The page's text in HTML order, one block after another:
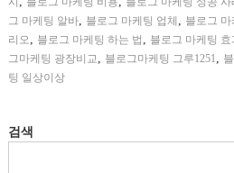
그 마케팅 알바, 블로그 마케팅 업체 , 블로그
리오, 블로그 마케팅 하는 법 , 블로그 마케팅 효
그마케팅 광장비교, 블로그마케팅 그루1251,
팅 일상이상
검색